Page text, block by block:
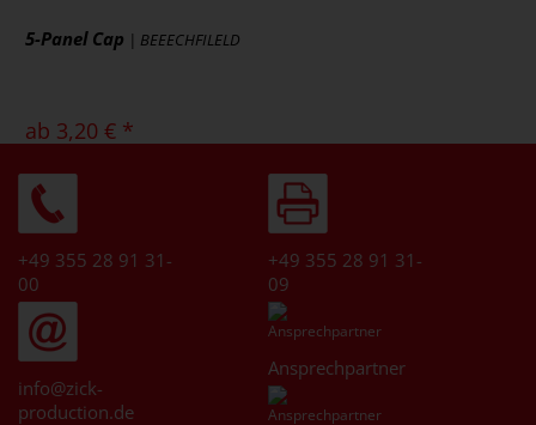
5-Panel Cap | BEEECHFILELD
ab 3,20 € *
* [MENGEPREIS] Stück
Art.-Nr.: MB6117
+49 355 28 91 31-
00
+49 355 28 91 31-
09
info@zick-
production.de
Ansprechpartner